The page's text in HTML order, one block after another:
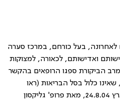
לאחרונה, בעל כורחם, במרכז סערה
ואדישותם, לכאורה, למצוקות
הביקורת ספגו הרופאים בהקשר
כלול בסל הבריאות (ראו
"הדילמה של הקרדיולוגים", הארץ 24.8.04, מאת פרופ' גליקסון